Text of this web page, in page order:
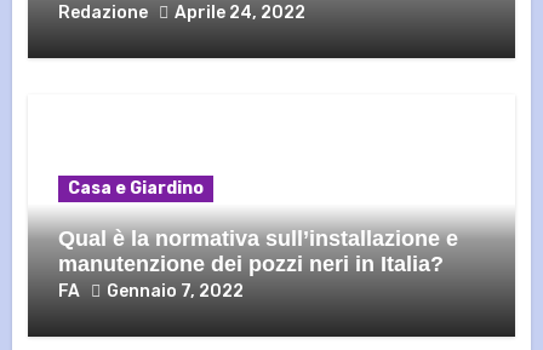
Redazione Aprile 24, 2022
Casa e Giardino
Qual è la normativa sull’installazione e
manutenzione dei pozzi neri in Italia?
FA Gennaio 7, 2022